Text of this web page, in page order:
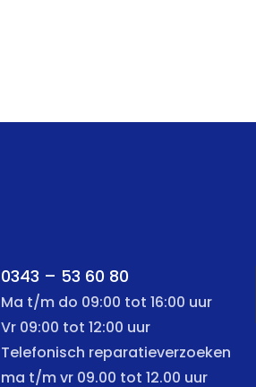
0343 – 53 60 80
Ma t/m do 09:00 tot 16:00 uur
Vr 09:00 tot 12:00 uur
Telefonisch reparatieverzoeken
ma t/m vr 09.00 tot 12.00 uur